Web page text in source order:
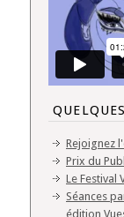
Rejoignez
Prix du
Le Festival
Séances
édition